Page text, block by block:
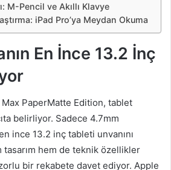
M-Pencil ve Akıllı Klavye
iPad Pro’ya Meydan Okuma
En İnce 13.2 İnç
PaperMatte Edition, tablet
belirliyor. Sadece 4.7mm
ince 13.2 inç tableti unvanını
tasarım hem de teknik özellikler
bir rekabete davet ediyor. Apple